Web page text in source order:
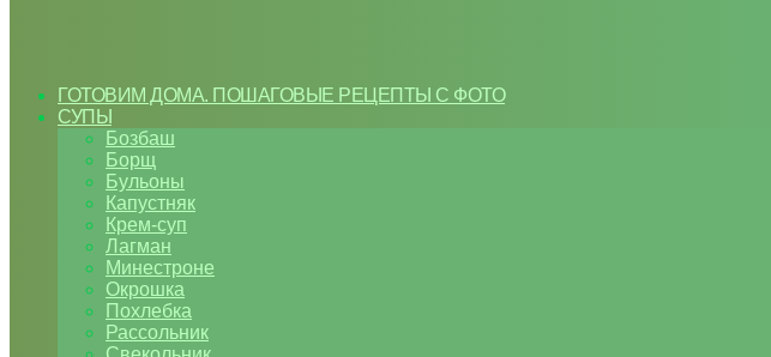
ГОТОВИМ ДОМА. ПОШАГОВЫЕ РЕЦЕПТЫ С ФОТО
СУПЫ
Бозбаш
Борщ
Бульоны
Капустняк
Крем-суп
Лагман
Минестроне
Окрошка
Похлебка
Рассольник